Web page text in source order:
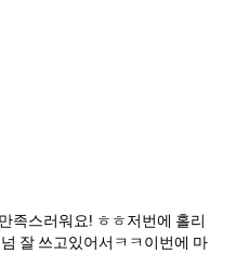
족스러워요! ㅎㅎ저번에 홀리
잘 쓰고있어서ㅋㅋ이번에 마